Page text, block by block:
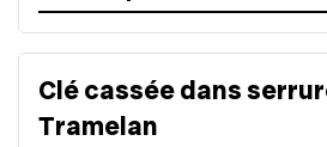
Clé cassée dans
Tramelan